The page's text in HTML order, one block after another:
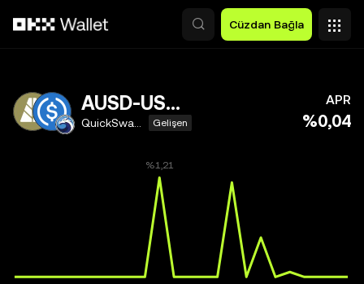
Cüzdan Bağla
AUSD-USDC
Gelişen
APR
%0,04